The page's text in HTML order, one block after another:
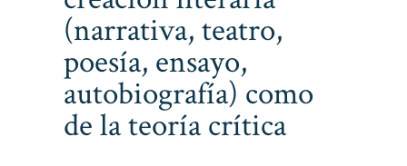
(narrativa, teatro,
poesía, ensayo,
autobiografía) como
de la teoría crítica